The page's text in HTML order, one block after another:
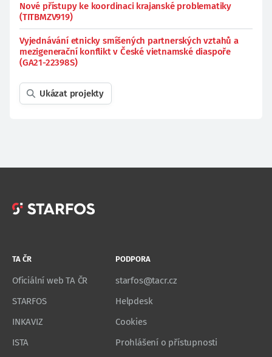
Nové přístupy ke koordinaci krajanské problematiky
(TITBMZV919)
Vyjednávání etnicky smíšených partnerských vztahů a
mezigenerační konflikt v České vietnamské diaspoře
(GA21-22398S)
Ukázat projekty
TA ČR
Oficiální web TA ČR
STARFOS
INKAVIZ
ISTA
PODPORA
starfos@tacr.cz
Helpdesk
Cookies
Prohlášení o přístupnosti